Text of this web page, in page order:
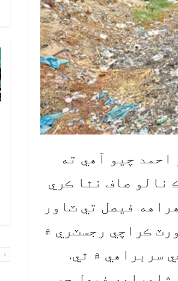
چيو آهي ته
نالو صاف نٿا ڪري
فيصل تي ٽاور
ڪراچي رجسٽري ۾
سربراهي ۾ ٿي.